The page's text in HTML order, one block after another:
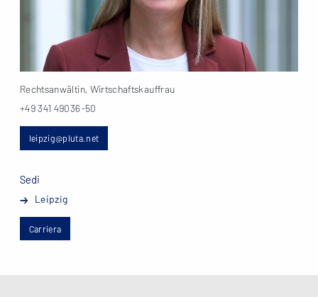
Rechtsanwältin, Wirtschaftskauffrau
+49 341 49036-50
leipzig@pluta.net
Sedi
Leipzig
Carriera